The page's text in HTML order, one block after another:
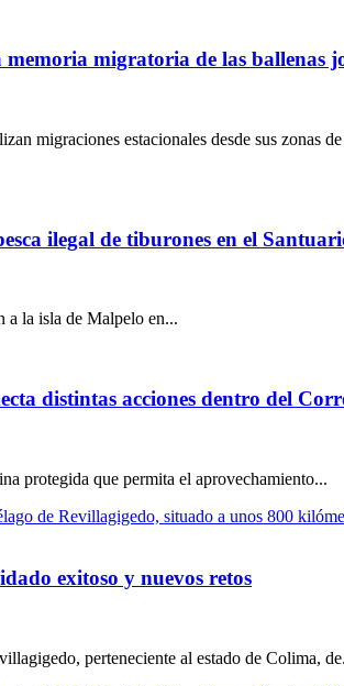
migratoria de las ballenas
migraciones estacionales desde sus zonas
ilegal de tiburones en el
a la isla de Malpelo en...
distintas acciones dentro del
protegida que permita el aprovechamiento...
exitoso y nuevos retos
perteneciente al estado de Colima,